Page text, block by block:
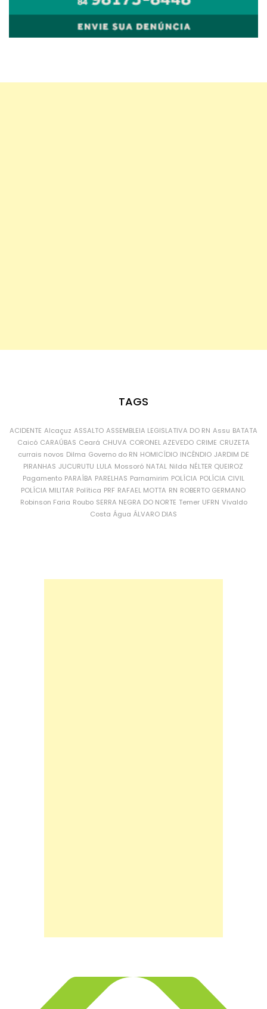
TAGS
ACIDENTE Alcaçuz ASSALTO ASSEMBLEIA LEGISLATIVA DO RN Assu BATATA
Caicó CARAÚBAS Ceará CHUVA CORONEL AZEVEDO CRIME CRUZETA
currais novos Dilma Governo do RN HOMICÍDIO INCÊNDIO JARDIM DE
PIRANHAS JUCURUTU LULA Mossoró NATAL Nilda NÉLTER QUEIROZ
Pagamento PARAÍBA PARELHAS Parnamirim POLÍCIA POLÍCIA CIVIL
POLÍCIA MILITAR Política PRF RAFAEL MOTTA RN ROBERTO GERMANO
Robinson Faria Roubo SERRA NEGRA DO NORTE Temer UFRN Vivaldo
Costa Água ÁLVARO DIAS